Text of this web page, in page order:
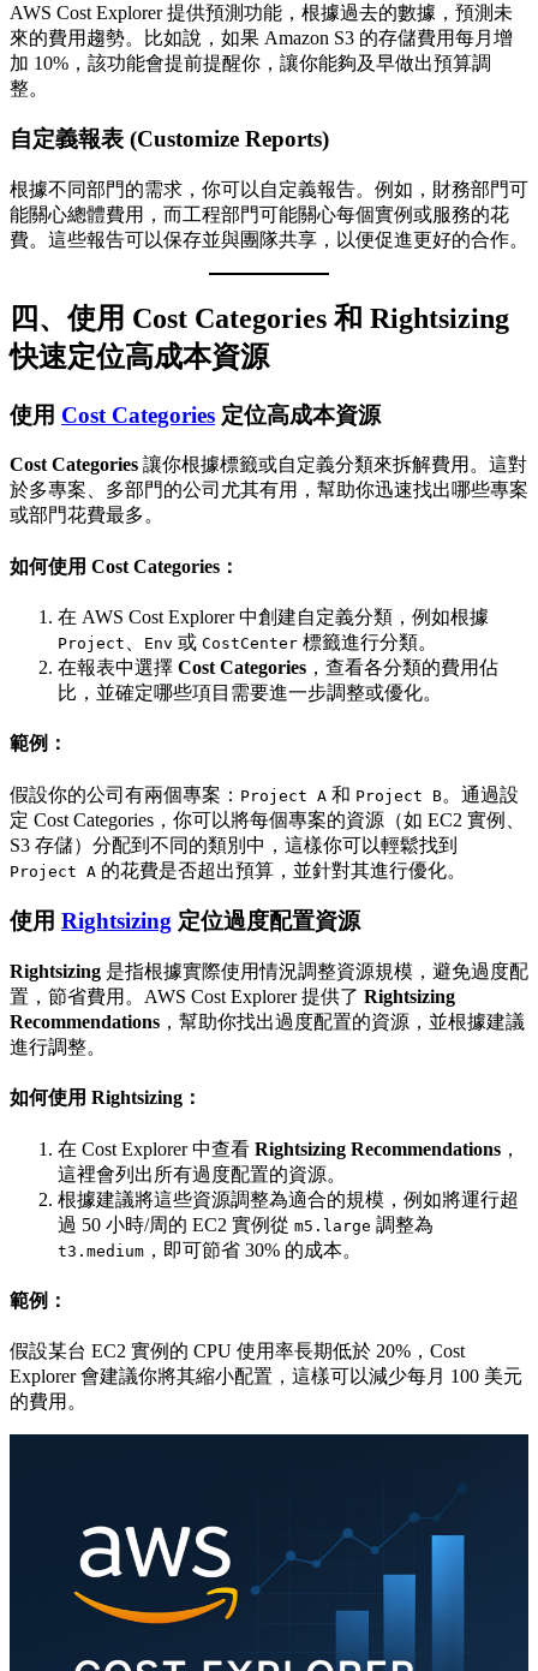
AWS Cost Explorer 提供預測功能，根據過去的數據，預測未
來的費用趨勢。比如說，如果 Amazon S3 的存儲費用每月增
加 10%，該功能會提前提醒你，讓你能夠及早做出預算調
整。
自定義報表 (Customize Reports)
根據不同部門的需求，你可以自定義報告。例如，財務部門可
能關心總體費用，而工程部門可能關心每個實例或服務的花
費。這些報告可以保存並與團隊共享，以便促進更好的合作。
四、使用 Cost Categories 和 Rightsizing
快速定位高成本資源
使用 Cost Categories 定位高成本資源
Cost Categories 讓你根據標籤或自定義分類來拆解費用。這對
於多專案、多部門的公司尤其有用，幫助你迅速找出哪些專案
或部門花費最多。
如何使用 Cost Categories：
在 AWS Cost Explorer 中創建自定義分類，例如根據
Project Env 或 CostCenter 標籤進行分類。
在報表中選擇 Cost Categories ，查看各分類的費用佔
比，並確定哪些項目需要進一步調整或優化。
範例：
假設你的公司有兩個專案： Project A 和 Project B。通過設
定 Cost Categories，你可以將每個專案的資源（如 EC2 實例、
S3 存儲）分配到不同的類別中，這樣你可以輕鬆找到
Project A 的花費是否超出預算，並針對其進行優化。
使用 Rightsizing 定位過度配置資源
Rightsizing 是指根據實際使用情況調整資源規模，避免過度配
置，節省費用。AWS Cost Explorer 提供了 Rightsizing
Recommendations ，幫助你找出過度配置的資源，並根據建議
進行調整。
如何使用 Rightsizing：
在 Cost Explorer 中查看 Rightsizing Recommendations ，
這裡會列出所有過度配置的資源。
根據建議將這些資源調整為適合的規模，例如將運行超
過 50 小時/周的 EC2 實例從 m5.large 調整為
t3.medium ，即可節省 30% 的成本。
範例：
假設某台 EC2 實例的 CPU 使用率長期低於 20%，Cost
Explorer 會建議你將其縮小配置，這樣可以減少每月 100 美元
的費用。